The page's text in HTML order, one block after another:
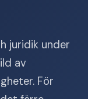
juridik under
av
För